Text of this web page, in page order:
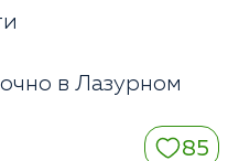
в Лазурном
85